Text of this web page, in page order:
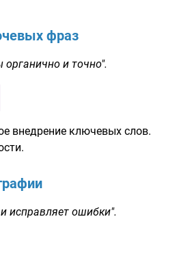
фраз
органично и точно".
внедрение ключевых слов.
исправляет ошибки".